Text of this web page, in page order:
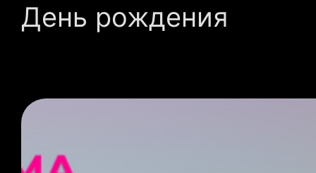
День рождения